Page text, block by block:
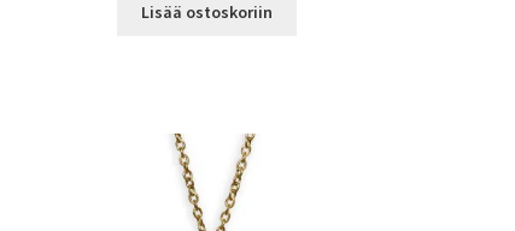
Lisää ostoskoriin